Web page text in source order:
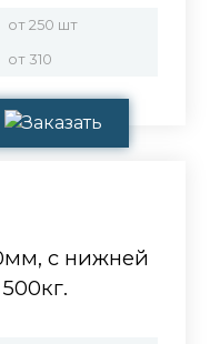
от 250 шт
от 310
с нижней